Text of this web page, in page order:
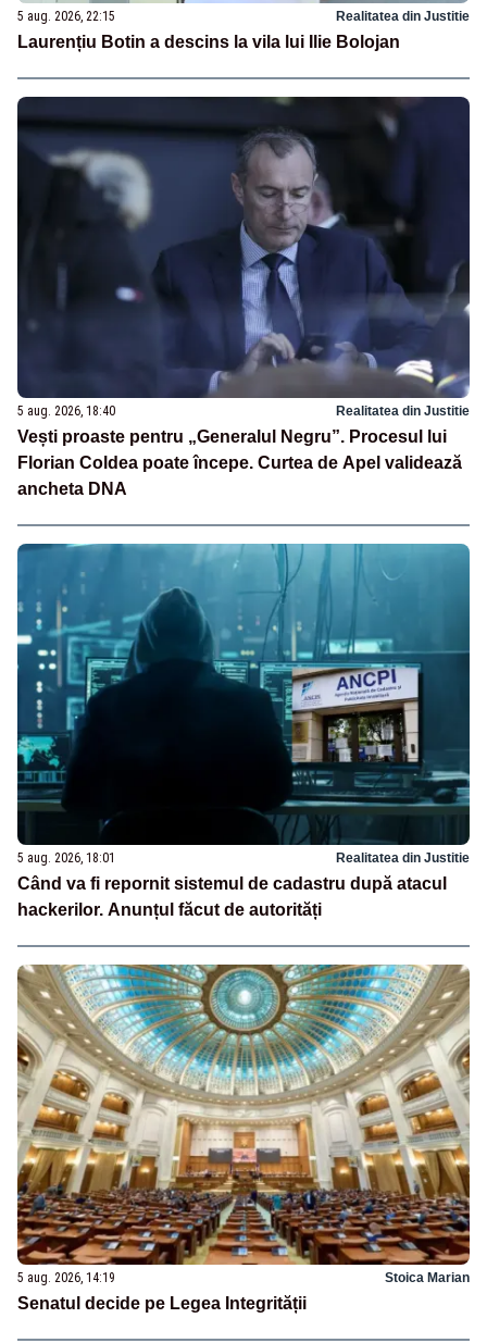
5 aug. 2026, 22:15 Realitatea din Justitie
Laurențiu Botin a descins la vila lui Ilie Bolojan
5 aug. 2026, 18:40 Realitatea din Justitie
Vești proaste pentru „Generalul Negru”. Procesul lui
Florian Coldea poate începe. Curtea de Apel validează
ancheta DNA
5 aug. 2026, 18:01 Realitatea din Justitie
Când va fi repornit sistemul de cadastru după atacul
hackerilor. Anunțul făcut de autorități
5 aug. 2026, 14:19 Stoica Marian
Senatul decide pe Legea Integrității